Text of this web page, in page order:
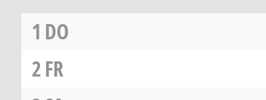
1 DO
2FR